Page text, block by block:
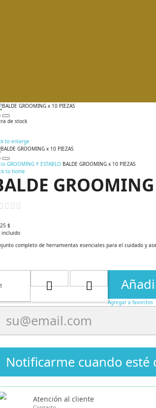
de stock
to enlarge
GROOMING Y ESTABLO BALDE GROOMING x 10 PIEZAS
to home
$
incluido
completo de herramientas esenciales para el cuidado y
Agregar a favoritos
Notificarme cuando esté
Atención al cliente